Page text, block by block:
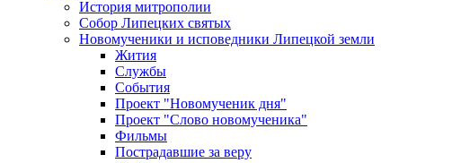
История митрополии
Собор Липецких святых
Новомученики и исповедники Липецкой земли
Жития
Службы
События
Проект "Новомученик дня"
Проект "Слово новомученика"
Фильмы
Пострадавшие за веру